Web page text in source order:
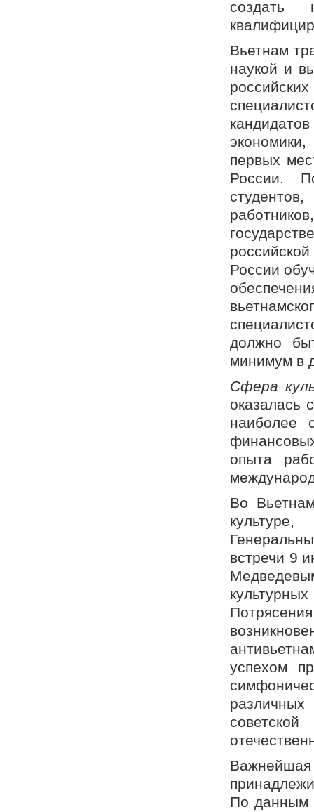
создать
Вьетнам
наукой и
первых
России.
России
должно
минимум в
Сфера
оказалась
наиболее
опыта
Во
встречи 9
успехом
По данным